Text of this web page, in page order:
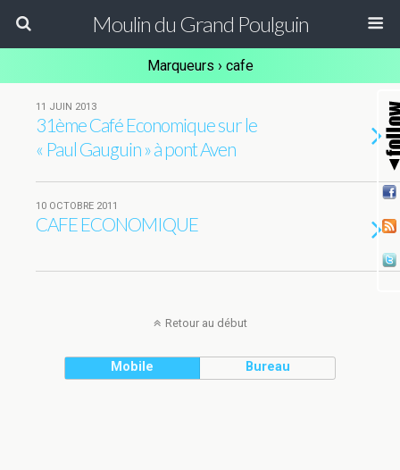
Moulin du Grand Poulguin
Marqueurs › cafe
11 JUIN 2013
31ème Café Economique sur le
« Paul Gauguin » à pont Aven
10 OCTOBRE 2011
CAFE ECONOMIQUE
Retour au début
Mobile Bureau